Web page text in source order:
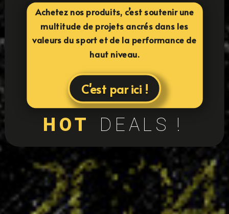
Achetez nos produits, c’est soutenir une
multitude de projets ancrés dans les
valeurs du sport et de la performance de
haut niveau.
C'est par ici !
HOT DEALS !
24
équipes